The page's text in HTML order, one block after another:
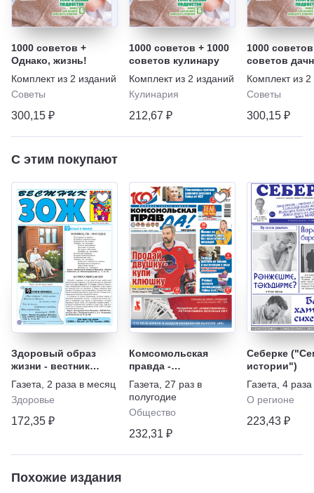
1000 советов +
Однако, жизнь!
Комплект из 2 изданий
Советы
300,15 ₽
1000 советов + 1000
советов кулинару
Комплект из 2 изданий
Кулинария
212,67 ₽
1000
советов
Комплект из 2
Советы
300,15 ₽
С этим покупают
Здоровый образ
жизни - вестник
"ЗОЖ"
Газета
2 раза в месяц
Здоровье
172,35 ₽
Комсомольская
правда -
Еженедельник с
"Телепрограммой"
Газета
27 раз в
полугодие
Общество
232,31 ₽
Себерке
истории")
Газета 4
О регионе
223,43 ₽
Похожие издания